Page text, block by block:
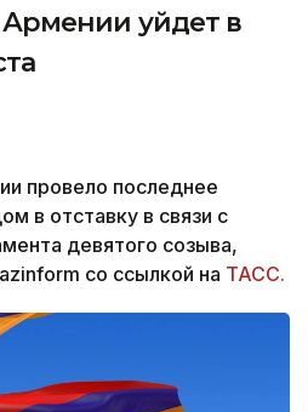
уйдет в
провело последнее
в отставку в связи с
девятого созыва,
со ссылкой на ТАСС.